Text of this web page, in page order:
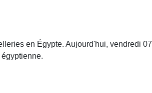
en Égypte. Aujourd'hui, vendredi 07